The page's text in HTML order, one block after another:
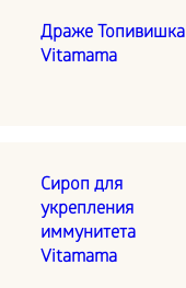
Драже Топивишка
Vitamama
Сироп для
укрепления
иммунитета
Vitamama